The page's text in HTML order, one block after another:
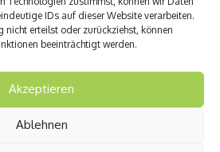
IDs auf dieser Website verarbeiten.
erteilst oder zurückziehst, können
beeinträchtigt werden.
Akzeptieren
Ablehnen
dies keine positive
oft nur Medikamente.
Präparaten, die zur
eingesetzt werden.